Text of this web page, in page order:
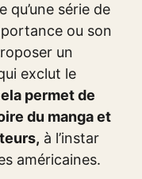
série de
ou son
un
exclut le
permet de
du manga et
à l’instar
américaines.